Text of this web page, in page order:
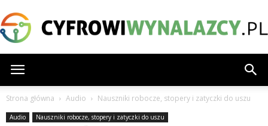
Strona główna Audio Nauszniki robocze, stopery i zatyczki do uszu
Audio Nauszniki robocze, stopery i zatyczki do uszu